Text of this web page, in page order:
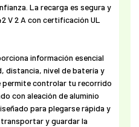
La recarga es segura y
V 2 A con certificación UL
información esencial
distancia, nivel de batería y
permite controlar tu recorrido
con aleación de aluminio
para plegarse rápida y
y guardar la